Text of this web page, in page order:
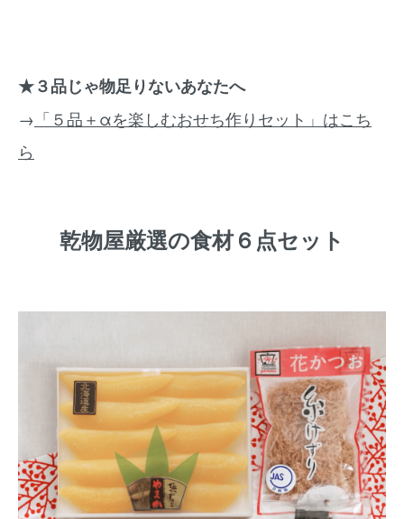
★３品じゃ物足りないあなたへ
→ 「５品＋αを楽しむおせち作りセット」はこち
ら
乾物屋厳選の食材６点セット